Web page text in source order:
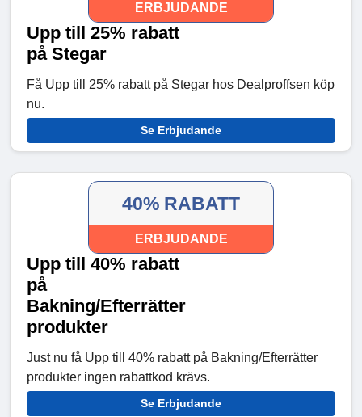
ERBJUDANDE
Upp till 25% rabatt
på Stegar
Få Upp till 25% rabatt på Stegar hos Dealproffsen köp
nu.
Se Erbjudande
40% RABATT
ERBJUDANDE
Upp till 40% rabatt
på
Bakning/Efterrätter
produkter
Just nu få Upp till 40% rabatt på Bakning/Efterrätter
produkter ingen rabattkod krävs.
Se Erbjudande